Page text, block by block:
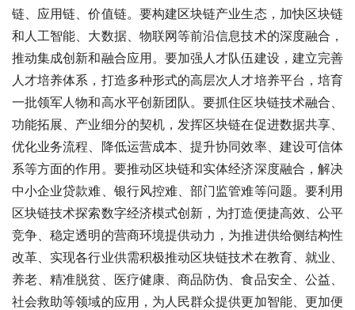
链、应用链、价值链。要构建区块链产业生态，加快区块链
和人工智能、大数据、物联网等前沿信息技术的深度融合，
推动集成创新和融合应用。要加强人才队伍建设，建立完善
人才培养体系，打造多种形式的高层次人才培养平台，培育
一批领军人物和高水平创新团队。要抓住区块链技术融合、
功能拓展、产业细分的契机，发挥区块链在促进数据共享、
优化业务流程、降低运营成本、提升协同效率、建设可信体
系等方面的作用。要推动区块链和实体经济深度融合，解决
中小企业贷款难、银行风控难、部门监管难等问题。要利用
区块链技术探索数字经济模式创新，为打造便捷高效、公平
竞争、稳定透明的营商环境提供动力，为推进供给侧结构性
改革、实现各行业供需积极推动区块链技术在教育、就业、
养老、精准脱贫、医疗健康、商品防伪、食品安全、公益、
社会救助等领域的应用，为人民群众提供更加智能、更加便